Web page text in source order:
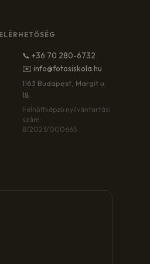
ELÉRHETŐSÉG
📞 +36 70 280-6732
✉️ info@fotosiskola.hu
1163 Budapest, Margit u.
18.
Felnőttképző nyilvántartási
szám:
B/2023/000665